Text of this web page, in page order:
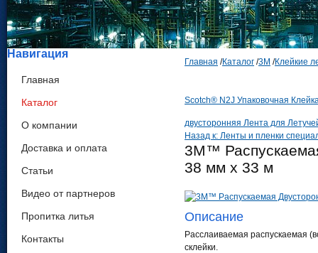
Навигация
Главная
Каталог
О компании
Доставка и оплата
Статьи
Видео от партнеров
Пропитка литья
Контакты
Главная /Каталог /3М /Клейкие
Scotch® N2J Упаковочная
двусторонняя Лента для
Назад к: Ленты и пленки
3M™
38 мм х 33 м
Описание
Расслаиваемая распускаемая
склейки.